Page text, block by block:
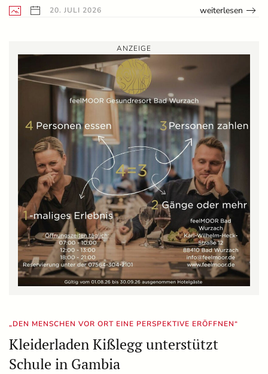
20. JULI 2026 weiterlesen
ANZEIGE
„DEN MENSCHEN VOR ORT EINE PERSPEKTIVE ERÖFFNEN“
Kleiderladen Kißlegg unterstützt
Schule in Gambia